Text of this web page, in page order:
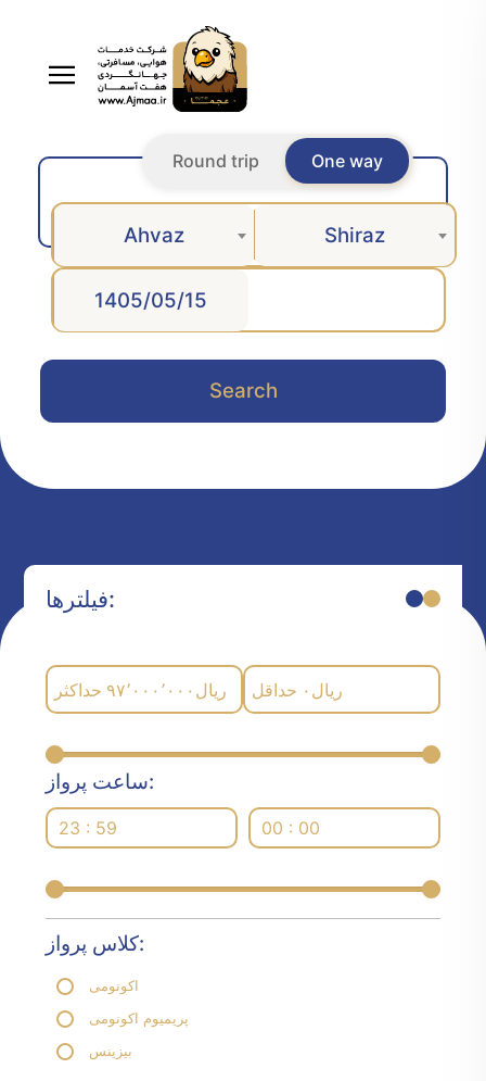
One way
Round trip
Ahvaz Shiraz
Search
فیلترها:
حداکثر ۹۷٬۰۰۰٬۰۰۰ ریال حداقل ۰ ریال
ساعت پرواز:
23 : 59 00 : 00
کلاس پرواز:
اکونومی
پریمیوم اکونومی
بیزینس